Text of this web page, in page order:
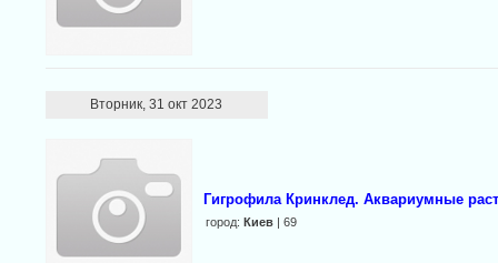
Вторник, 31 окт 2023
Гигрофила Кринклед. Аквариумные
город: Киев| 69